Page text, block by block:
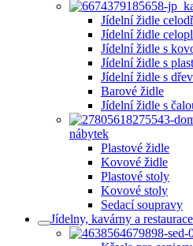
Jídelní židle
Jídelní židle
Jídelní židle s
Jídelní židle s
Jídelní židle s
Barové židle
Jídelní židle s
nábytek
Plastové židle
Kovové židle
Plastové stoly
Kovové stoly
Sedací soupravy
Jídelny, kavárny a restaurace